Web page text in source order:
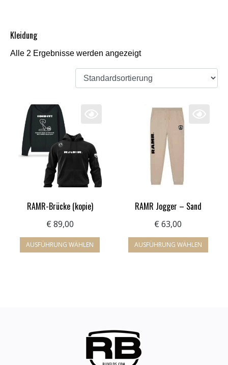
Kleidung
Alle 2 Ergebnisse werden angezeigt
RAMR-Brücke (kopie)
€ 89,00
AUSFÜHRUNG WÄHLEN
RAMR Jogger – Sand
€ 63,00
AUSFÜHRUNG WÄHLEN